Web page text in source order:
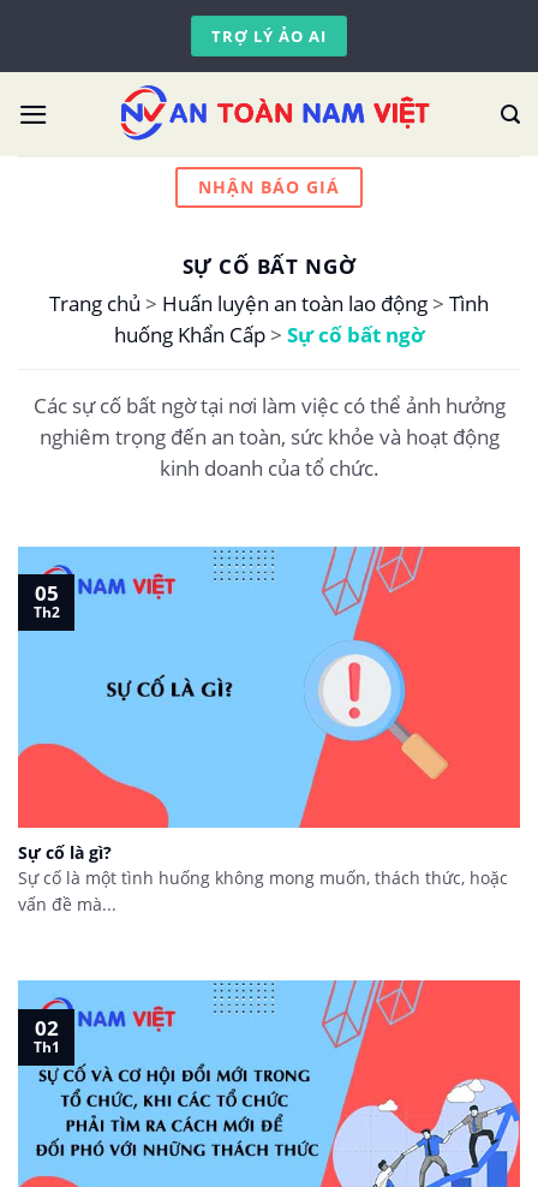
content
TRỢ LÝ ẢO AI
NHẬN BÁO GIÁ
SỰ CỐ BẤT NGỜ
Trang chủ > Huấn luyện an toàn lao động> Tình
huống Khẩn Cấp> Sự cố bất ngờ
Các sự cố bất ngờ tại nơi làm việc có thể ảnh hưởng
nghiêm trọng đến an toàn, sức khỏe và hoạt động
kinh doanh của tổ chức.
Sự cố là gì?
Sự cố là một tình huống không mong muốn, thách thức, hoặc
vấn đề mà...
05
Th2
02
Th1